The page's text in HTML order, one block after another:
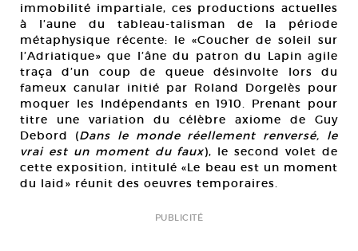
immobilité impartiale, ces productions actuelles
à l’aune du tableau-talisman de la période
métaphysique récente: le «Coucher de soleil sur
l’Adriatique» que l’âne du patron du Lapin agile
traça d’un coup de queue désinvolte lors du
fameux canular initié par Roland Dorgelès pour
moquer les Indépendants en 1910. Prenant pour
titre une variation du célèbre axiome de Guy
Debord (Dans le monde réellement renversé, le
vrai est un moment du faux), le second volet de
cette exposition, intitulé «Le beau est un moment
du laid» réunit des oeuvres temporaires.
PUBLICITÉ